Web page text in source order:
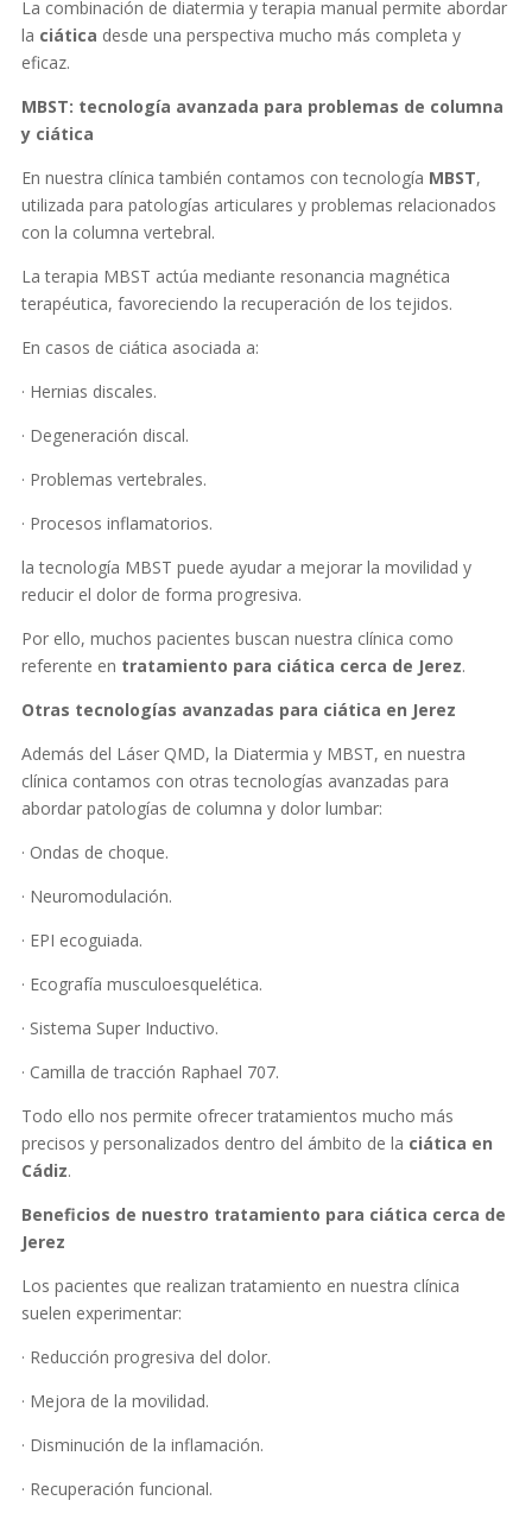
La combinación de diatermia y terapia manual permite abordar
la ciática desde una perspectiva mucho más completa y
eficaz.
MBST: tecnología avanzada para problemas de columna
y ciática
En nuestra clínica también contamos con tecnología MBST,
utilizada para patologías articulares y problemas relacionados
con la columna vertebral.
La terapia MBST actúa mediante resonancia magnética
terapéutica, favoreciendo la recuperación de los tejidos.
En casos de ciática asociada a:
· Hernias discales.
· Degeneración discal.
· Problemas vertebrales.
· Procesos inflamatorios.
la tecnología MBST puede ayudar a mejorar la movilidad y
reducir el dolor de forma progresiva.
Por ello, muchos pacientes buscan nuestra clínica como
referente en tratamiento para ciática cerca de Jerez.
Otras tecnologías avanzadas para ciática en Jerez
Además del Láser QMD, la Diatermia y MBST, en nuestra
clínica contamos con otras tecnologías avanzadas para
abordar patologías de columna y dolor lumbar:
· Ondas de choque.
· Neuromodulación.
· EPI ecoguiada.
· Ecografía musculoesquelética.
· Sistema Super Inductivo.
· Camilla de tracción Raphael 707.
Todo ello nos permite ofrecer tratamientos mucho más
precisos y personalizados dentro del ámbito de la ciática en
Cádiz.
Beneficios de nuestro tratamiento para ciática cerca de
Jerez
Los pacientes que realizan tratamiento en nuestra clínica
suelen experimentar:
· Reducción progresiva del dolor.
· Mejora de la movilidad.
· Disminución de la inflamación.
· Recuperación funcional.